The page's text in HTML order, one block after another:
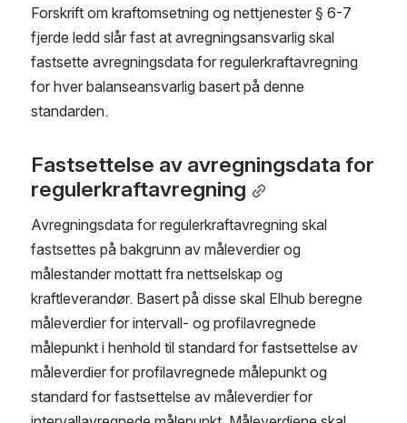
Forskrift om kraftomsetning og nettjenester § 6-7
fjerde ledd slår fast at avregningsansvarlig skal
fastsette avregningsdata for regulerkraftavregning
for hver balanseansvarlig basert på denne
standarden.
Fastsettelse av avregningsdata for
regulerkraftavregning
Avregningsdata for regulerkraftavregning skal
fastsettes på bakgrunn av måleverdier og
målestander mottatt fra nettselskap og
kraftleverandør. Basert på disse skal Elhub beregne
måleverdier for intervall- og profilavregnede
målepunkt i henhold til standard for fastsettelse av
måleverdier for profilavregnede målepunkt og
standard for fastsettelse av måleverdier for